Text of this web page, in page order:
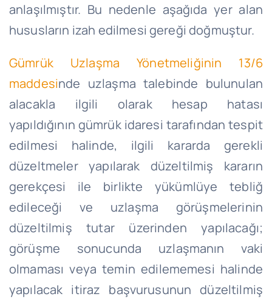
anlaşılmıştır. Bu nedenle aşağıda yer alan
hususların izah edilmesi gereği doğmuştur.
Gümrük Uzlaşma Yönetmeliğinin 13/6
maddesinde uzlaşma talebinde bulunulan
alacakla ilgili olarak hesap hatası
yapıldığının gümrük idaresi tarafından tespit
edilmesi halinde, ilgili kararda gerekli
düzeltmeler yapılarak düzeltilmiş kararın
gerekçesi ile birlikte yükümlüye tebliğ
edileceği ve uzlaşma görüşmelerinin
düzeltilmiş tutar üzerinden yapılacağı;
görüşme sonucunda uzlaşmanın vaki
olmaması veya temin edilememesi halinde
yapılacak itiraz başvurusunun düzeltilmiş